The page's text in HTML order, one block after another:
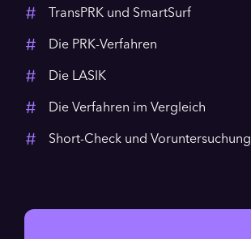
TransPRK und SmartSurf
Die PRK-Verfahren
Die LASIK
Die Verfahren im Vergleich
Short-Check und Voruntersuchung